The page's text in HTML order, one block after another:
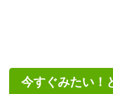
今すぐみたい！